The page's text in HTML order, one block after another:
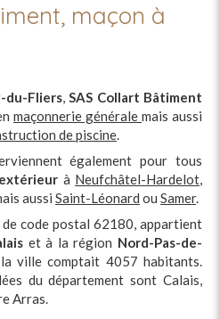
maçon à
du-Fliers,SAS Collart Bâtiment
maçonnerie générale mais aussi
de piscine.
également pour tous
à Neufchâtel-Hardelot,
aussi Saint-Léonard ou Samer.
de code postal 62180, appartient
et à la région Nord-Pas-de-
ville comptait 4057 habitants.
du département sont Calais,
Arras.